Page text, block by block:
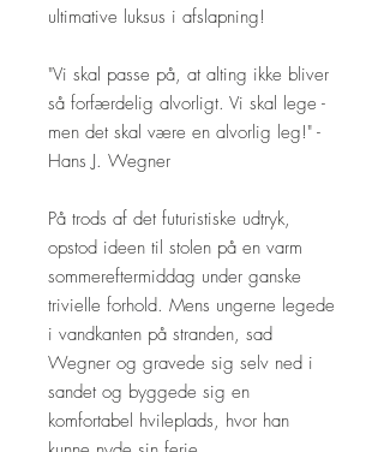
ultimative luksus i afslapning!
"Vi skal passe på, at alting ikke bliver
så forfærdelig alvorligt. Vi skal lege -
men det skal være en alvorlig leg!" -
Hans J. Wegner
På trods af det futuristiske udtryk,
opstod ideen til stolen på en varm
sommereftermiddag under ganske
trivielle forhold. Mens ungerne legede
i vandkanten på stranden, sad
Wegner og gravede sig selv ned i
sandet og byggede sig en
komfortabel hvileplads, hvor han